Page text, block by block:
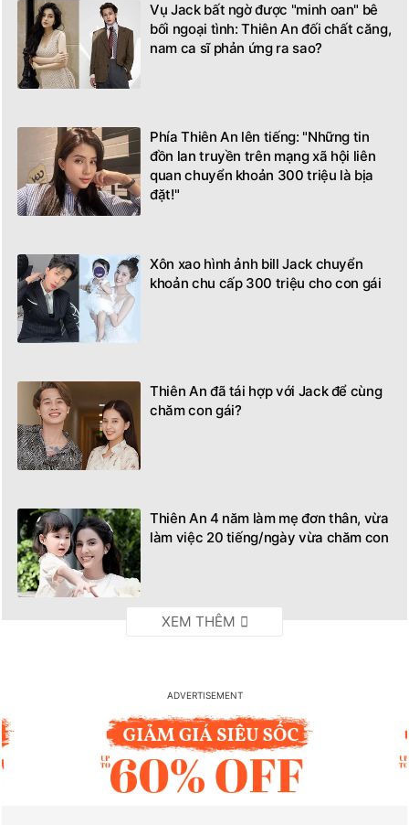
Vụ Jack bất ngờ được "minh oan" bê
bối ngoại tình: Thiên An đối chất căng,
nam ca sĩ phản ứng ra sao?
Phía Thiên An lên tiếng: "Những tin
đồn lan truyền trên mạng xã hội liên
quan chuyển khoản 300 triệu là bịa
đặt!"
Xôn xao hình ảnh bill Jack chuyển
khoản chu cấp 300 triệu cho con gái
Thiên An đã tái hợp với Jack để cùng
chăm con gái?
Thiên An 4 năm làm mẹ đơn thân, vừa
làm việc 20 tiếng/ngày vừa chăm con